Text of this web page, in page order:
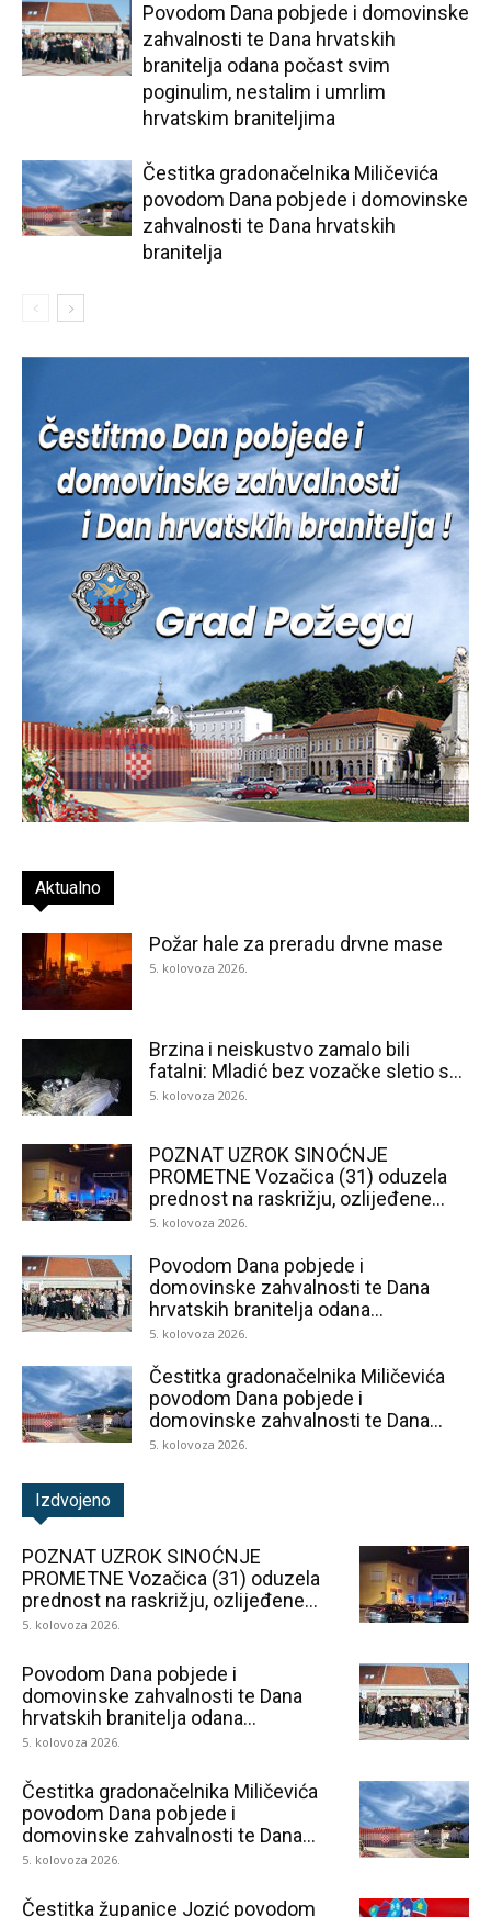
Povodom Dana pobjede i domovinske
zahvalnosti te Dana hrvatskih
branitelja odana počast svim
poginulim, nestalim i umrlim
hrvatskim braniteljima
Čestitka gradonačelnika Miličevića
povodom Dana pobjede i domovinske
zahvalnosti te Dana hrvatskih
branitelja
Aktualno
Požar hale za preradu drvne mase
5. kolovoza 2026.
Brzina i neiskustvo zamalo bili
fatalni: Mladić bez vozačke sletio s...
5. kolovoza 2026.
POZNAT UZROK SINOĆNJE
PROMETNE Vozačica (31) oduzela
prednost na raskrižju, ozlijeđene...
5. kolovoza 2026.
Povodom Dana pobjede i
domovinske zahvalnosti te Dana
hrvatskih branitelja odana...
5. kolovoza 2026.
Čestitka gradonačelnika Miličevića
povodom Dana pobjede i
domovinske zahvalnosti te Dana...
5. kolovoza 2026.
Izdvojeno
POZNAT UZROK SINOĆNJE
PROMETNE Vozačica (31) oduzela
prednost na raskrižju, ozlijeđene...
5. kolovoza 2026.
Povodom Dana pobjede i
domovinske zahvalnosti te Dana
hrvatskih branitelja odana...
5. kolovoza 2026.
Čestitka gradonačelnika Miličevića
povodom Dana pobjede i
domovinske zahvalnosti te Dana...
5. kolovoza 2026.
Čestitka županice Jozić povodom